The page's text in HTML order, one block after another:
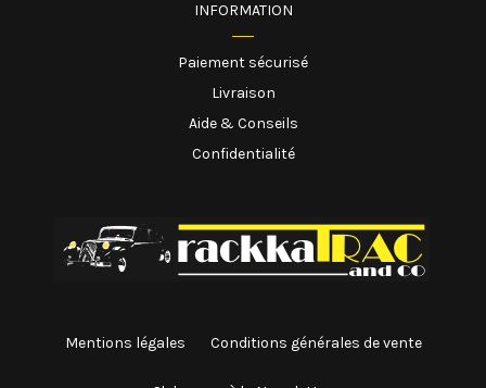
INFORMATION
Paiement sécurisé
Livraison
Aide & Conseils
Confidentialité
Mentions légales Conditions générales de vente